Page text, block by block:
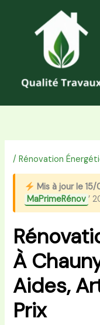
/Rénovation
Mis à jour le
MaPrimeRénov ’
À
Aides,
Prix